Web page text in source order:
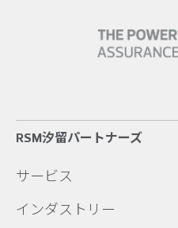
RSM汐留パートナーズ
サービス
インダストリー